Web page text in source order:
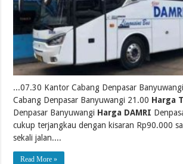
...07.30 Kantor Cabang Denpasar
Cabang Denpasar Banyuwangi 21.00 Harga
Denpasar Banyuwangi Harga DAMRI
cukup terjangkau dengan kisaran Rp90.000
sekali jalan....
Read More »